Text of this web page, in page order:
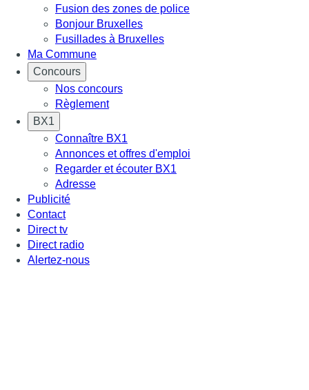
Fusion des zones de police
Bonjour Bruxelles
Fusillades à Bruxelles
Ma Commune
Concours
Nos concours
Règlement
BX1
Connaître BX1
Annonces et offres d'emploi
Regarder et écouter BX1
Adresse
Publicité
Contact
Direct tv
Direct radio
Alertez-nous